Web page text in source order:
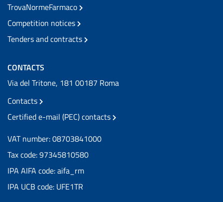
TrovaNormeFarmaco
Competition notices
Tenders and contracts
CONTACTS
Via del Tritone, 181 00187 Roma
Contacts
Certified e-mail (PEC) contacts
VAT number: 08703841000
Tax code: 97345810580
IPA AIFA code: aifa_rm
IPA UCB code: UFE1TR